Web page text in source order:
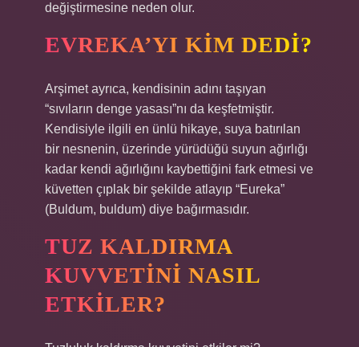
değiştirmesine neden olur.
EVREKA’YI KIM DEDI?
Arşimet ayrıca, kendisinin adını taşıyan
“sıvıların denge yasası”nı da keşfetmiştir.
Kendisiyle ilgili en ünlü hikaye, suya batırılan
bir nesnenin, üzerinde yürüdüğü suyun ağırlığı
kadar kendi ağırlığını kaybettiğini fark etmesi ve
küvetten çıplak bir şekilde atlayıp “Eureka”
(Buldum, buldum) diye bağırmasıdır.
TUZ KALDIRMA
KUVVETINI NASIL
ETKILER?